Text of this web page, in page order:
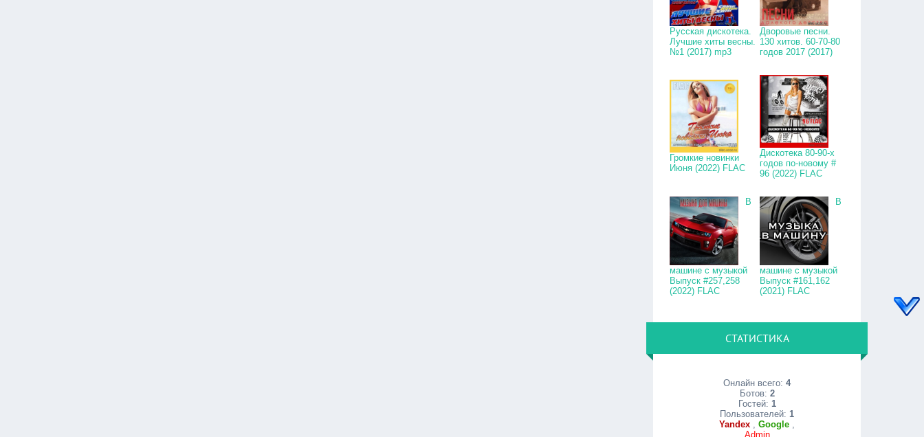
Русская дискотека.
Лучшие хиты весны.
№1 (2017) mp3
Дворовые песни.
130 хитов. 60-70-80
годов 2017 (2017)
Громкие новинки
Июня (2022) FLAC
Дискотека 80-90-х
годов по-новому #
96 (2022) FLAC
В
машине с музыкой
Выпуск #257,258
(2022) FLAC
В
машине с музыкой
Выпуск #161,162
(2021) FLAC
СТАТИСТИКА
Онлайн всего:4
Ботов: 2
Гостей: 1
Пользователей:1
Yandex ,Google ,
Admin